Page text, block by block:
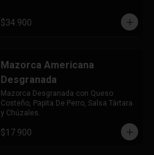
$34.900
Mazorca Americana
Desgranada
Mazorca Desgranada con Queso
Costeño, Papita De Perro, Salsa Tártara
y Chúzales.
$17.900